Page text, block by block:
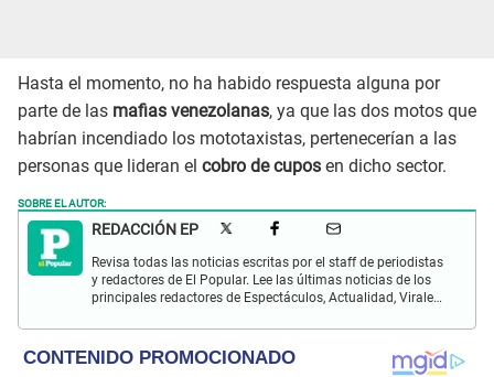
Hasta el momento, no ha habido respuesta alguna por
parte de las mafias venezolanas, ya que las dos motos que
habrían incendiado los mototaxistas, pertenecerían a las
personas que lideran el cobro de cupos en dicho sector.
SOBRE EL AUTOR:
REDACCIÓN EP
Revisa todas las noticias escritas por el staff de periodistas
y redactores de El Popular. Lee las últimas noticias de los
principales redactores de Espectáculos, Actualidad, Virales,